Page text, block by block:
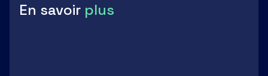
En savoir plus